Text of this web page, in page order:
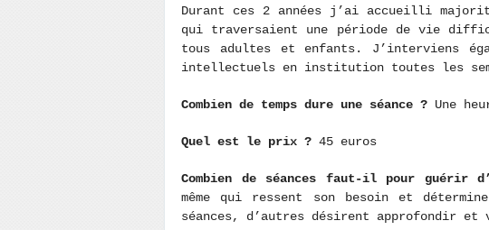
Durant ces 2 années j’ai accueilli
qui traversaient une période de vie
tous adultes et enfants. J’interviens
intellectuels en institution toutes les
Combien de temps dure une séance ? Une
Quel est le prix ? 45 euros
Combien de séances faut-il pour guérir
même qui ressent son besoin et
séances, d’autres désirent approfondir et